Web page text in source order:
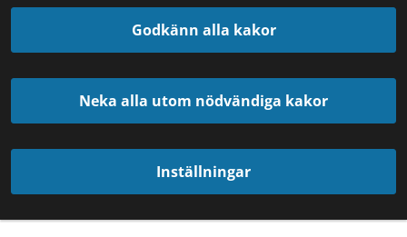
Godkänn alla kakor
Neka alla utom nödvändiga kakor
Inställningar